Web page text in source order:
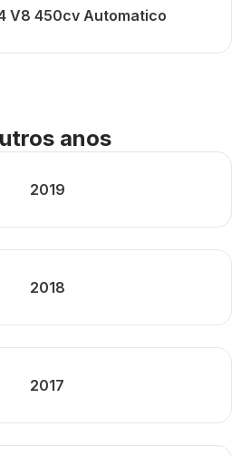
V8 450cv Automatico
anos
2019
2018
2017